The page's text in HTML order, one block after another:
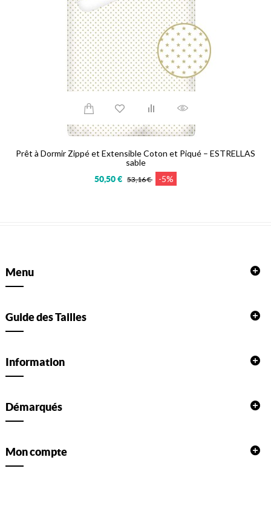
Prêt à Dormir Zippé et Extensible Coton et Piqué – ESTRELLAS
sable
50,50 € 53,16 € -5%
Menu
Guide des Tailles
Information
Démarqués
Mon compte